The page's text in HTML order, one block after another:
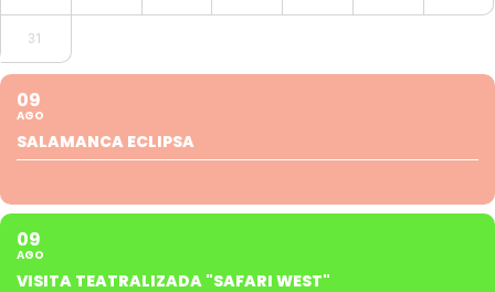
31
09
AGO
SALAMANCA ECLIPSA
09
AGO
VISITA TEATRALIZADA "SAFARI WEST"